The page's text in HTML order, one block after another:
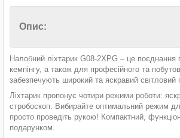
Опис:
Налобний ліхтарик G08-2XPG – це поєднання
кемпінгу, а також для професійного та
забезпечують широкий та яскравий світловий
Ліхтарик пропонує чотири режими роботи:
стробоскоп. Вибирайте оптимальний режим
просто проведіть рукою! Компактний,
подарунком.